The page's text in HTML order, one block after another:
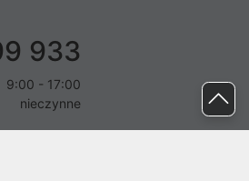
933
9:00 - 17:00
nieczynne